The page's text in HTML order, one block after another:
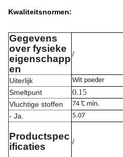
Kwaliteitsnormen:
Gegevens
over fysieke
eigenschapp
en
/
Uiterlijk Wit poeder
Smeltpunt 0.15
Vluchtige stoffen 74 ̊C min.
- Ja. 5.07
Productspec
ificaties
/